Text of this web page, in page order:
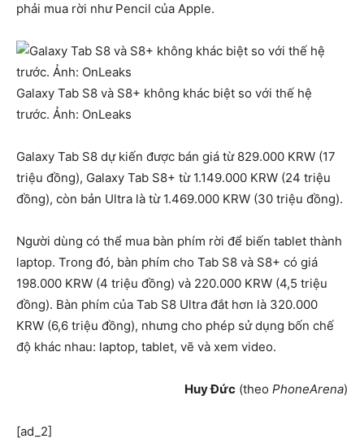
phải mua rời như Pencil của Apple.
Galaxy Tab S8 và S8+ không khác biệt so với thế hệ
trước. Ảnh: OnLeaks
Galaxy Tab S8 dự kiến được bán giá từ 829.000 KRW (17
triệu đồng), Galaxy Tab S8+ từ 1.149.000 KRW (24 triệu
đồng), còn bản Ultra là từ 1.469.000 KRW (30 triệu đồng).
Người dùng có thể mua bàn phím rời để biến tablet thành
laptop. Trong đó, bàn phím cho Tab S8 và S8+ có giá
198.000 KRW (4 triệu đồng) và 220.000 KRW (4,5 triệu
đồng). Bàn phím của Tab S8 Ultra đắt hơn là 320.000
KRW (6,6 triệu đồng), nhưng cho phép sử dụng bốn chế
độ khác nhau: laptop, tablet, vẽ và xem video.
Huy Đức (theo PhoneArena)
[ad_2]